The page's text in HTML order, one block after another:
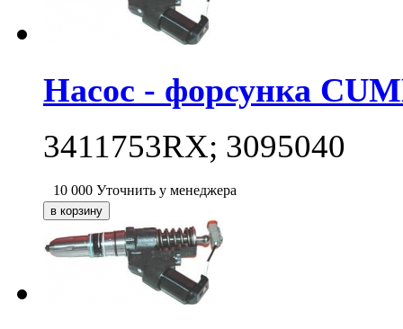
Насос - форсунка
3411753RX; 3095040
10 000 Уточнить у менеджера